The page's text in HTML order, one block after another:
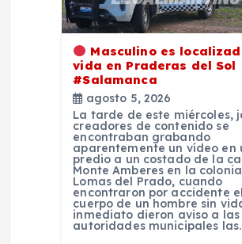
Masculino es
vida en Praderas del Sol
#Salamanca
agosto 5, 2026
La tarde de este miércoles,
creadores de contenido se
encontraban grabando
aparentemente un vídeo en
predio a un costado de la
Monte Amberes en la colonia
Lomas del Prado, cuando
encontraron por accidente el
cuerpo de un hombre sin
inmediato dieron aviso a las
autoridades municipales